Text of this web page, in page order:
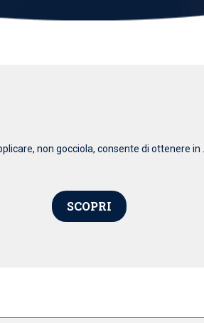
non gocciola, consente di ottenere in ...
SCOPRI